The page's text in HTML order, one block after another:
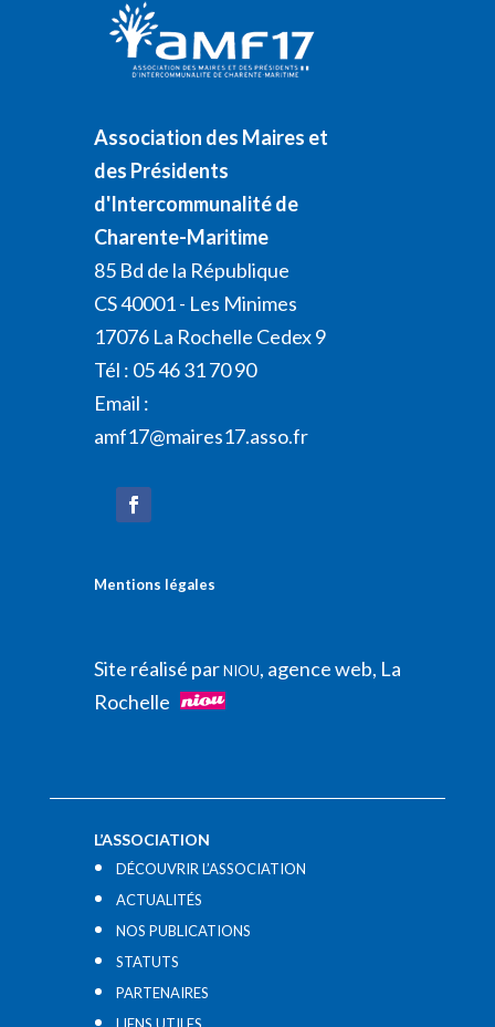
Association des Maires et
des Présidents
d'Intercommunalité de
Charente-Maritime
85 Bd de la République
CS 40001 - Les Minimes
17076 La Rochelle Cedex 9
Tél : 05 46 31 70 90
Email :
amf17@maires17.asso.fr
Mentions légales
Site réalisé parNIOU, agence web, La
Rochelle
L’ASSOCIATION
DÉCOUVRIR L’ASSOCIATION
ACTUALITÉS
NOS PUBLICATIONS
STATUTS
PARTENAIRES